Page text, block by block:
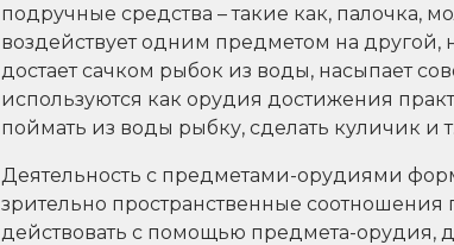
подручные средства – такие как, палочка,
воздействует одним предметом на
достает сачком рыбок из воды, насыпает
используются как орудия достижения
поймать из воды рыбку, сделать куличик и
Деятельность с предметами-орудиями
зрительно пространственные соотношения
действовать с помощью предмета-орудия,